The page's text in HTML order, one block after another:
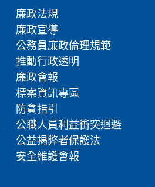
廉政法規
廉政宣導
公務員廉政倫理規範
推動行政透明
廉政會報
標案資訊專區
防貪指引
公職人員利益衝突迴避
公益揭弊者保護法
安全維護會報